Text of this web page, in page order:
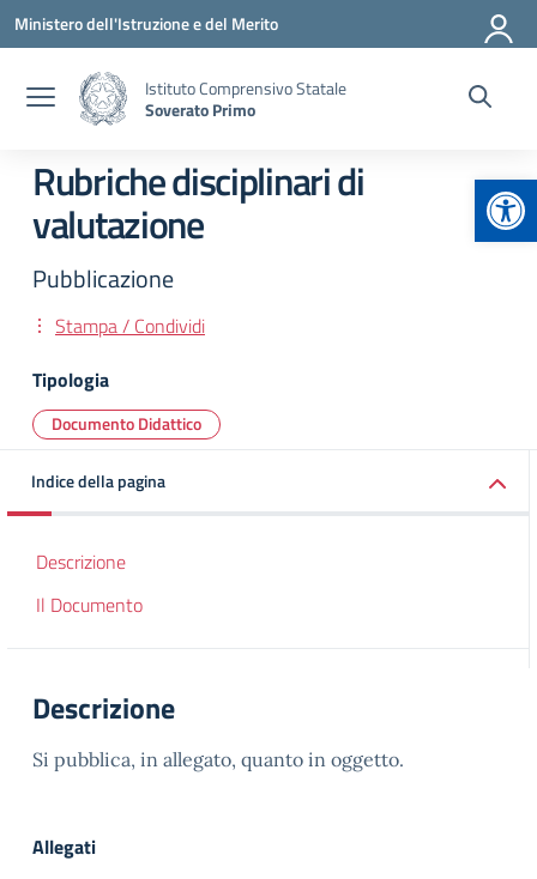
Vai ai contenuti
Vai al menu di navigazione
Vai al footer
Ministero dell'Istruzione e del Merito
Istituto Comprensivo Statale
Soverato Primo
Rubriche disciplinari di
valutazione
Pubblicazione
Stampa / Condividi
Tipologia
Documento Didattico
Indice della pagina
Descrizione
Il Documento
Descrizione
Si pubblica, in allegato, quanto in oggetto.
Allegati